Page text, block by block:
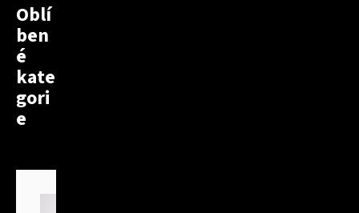
Oblí
ben
é
kate
gori
e